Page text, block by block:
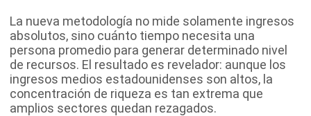
La nueva metodología no mide solamente ingresos
absolutos, sino cuánto tiempo necesita una
persona promedio para generar determinado nivel
de recursos. El resultado es revelador: aunque los
ingresos medios estadounidenses son altos, la
concentración de riqueza es tan extrema que
amplios sectores quedan rezagados.